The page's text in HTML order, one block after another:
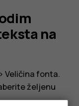
na
> Veličina fonta.
željenu